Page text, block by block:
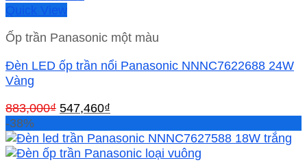
Quick View
Ốp trần Panasonic một màu
Đèn LED ốp trần nổi Panasonic NNNC7622688 24W
Vàng
883,000₫ Giá
là:
883,000₫.
547,460₫
tại
là:
-38%